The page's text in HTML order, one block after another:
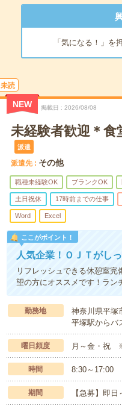
「気になる！」を
未読
NEW 掲載日 2026/08/08
未経験者歓迎＊
派遣
派遣先 その他
職種未経験OK ブランクOK
土日祝休 17時前までの仕事
Word Excel
ここがポイント！
人気企業！ＯＪＴがし
リフレッシュできる休憩室
望の方にオススメです！ラン
勤務地
神奈川県平塚
平塚駅からバ
曜日頻度 月～金・祝
時間 8:30～17:00
期間 【急募】即日